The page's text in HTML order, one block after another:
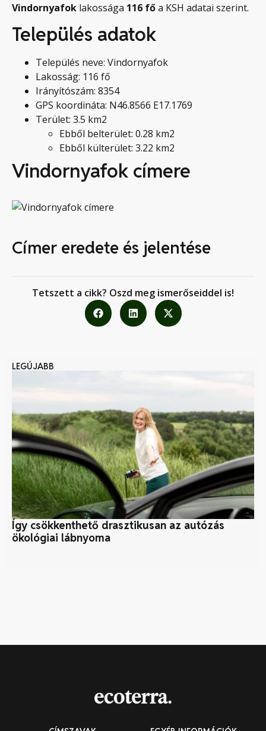
Vindornyafok lakossága 116 főa KSH adatai szerint.
Település adatok
Település neve: Vindornyafok
Lakosság: 116 fő
Irányítószám: 8354
GPS koordináta: N46.8566 E17.1769
Terület: 3.5 km2
Ebből belterület: 0.28 km2
Ebből külterület: 3.22 km2
Vindornyafok címere
Címer eredete és jelentése
Tetszett a cikk? Oszd meg ismerőseiddel is!
LEGÚJABB
Így csökkenthető drasztikusan az autózás
ökológiai lábnyoma